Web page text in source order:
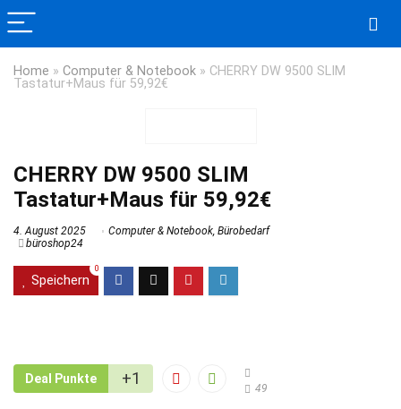
Home » Computer & Notebook » CHERRY DW 9500 SLIM
Tastatur+Maus für 59,92€
CHERRY DW 9500 SLIM
Tastatur+Maus für 59,92€
4. August 2025 Computer & Notebook, Bürobedarf
büroshop24
Speichern
0
Deal Punkte +1
49